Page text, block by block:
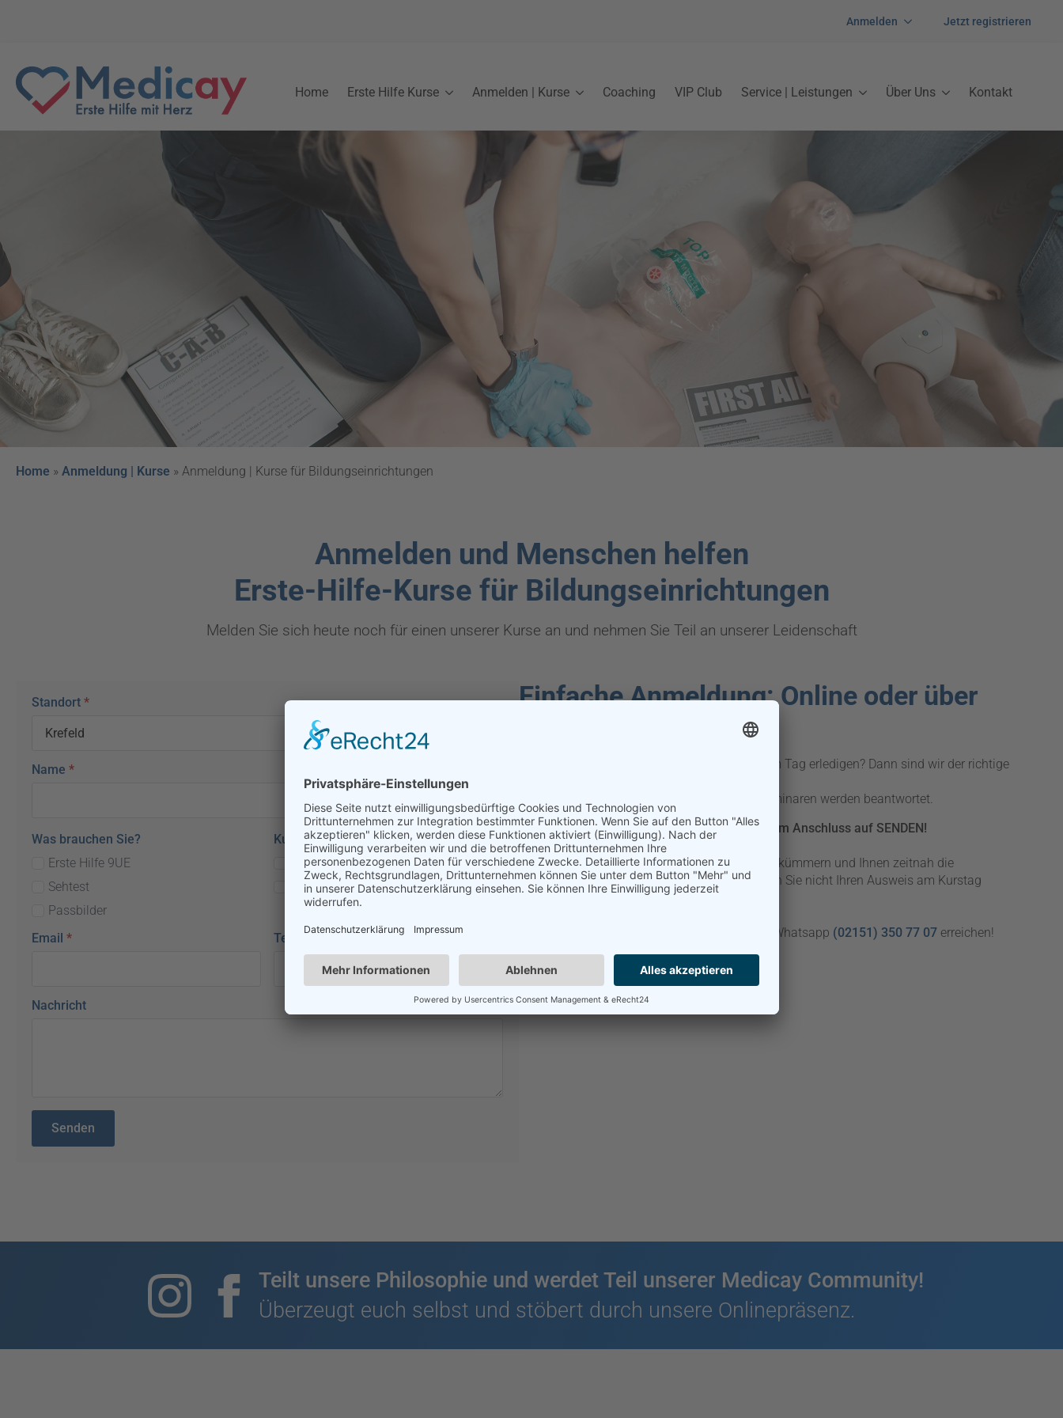
Anmelden Jetzt registrieren
Home Erste Hilfe Kurse Anmelden | Kurse Coaching VIP Club Service | Leistungen Über Uns Kontakt
Home » Anmeldung | Kurse » Anmeldung | Kurse für Bildungseinrichtungen
Anmelden und Menschen helfen
Erste-Hilfe-Kurse für Bildungseinrichtungen
Melden Sie sich heute noch für einen unserer Kurse an und nehmen Sie Teil an unserer Leidenschaft
Standort *
Name *
Was brauchen Sie?
Erste Hilfe 9UE
Sehtest
Passbilder
Kurstag
Samstag
Sonntag
Email * Telefon
Nachricht
Senden
Einfache Anmeldung: Online oder über
Sie möchten ganz unkompliziert alles an einem Tag erledigen? Dann sind wir der richtige
Auch spontane Anmeldungen kurz vor den Seminaren werden beantwortet.
Bitte füllen Sie das Formular aus und klicken im Anschluss auf SENDEN!
Wir werden uns umgehend um die Anmeldung kümmern und Ihnen zeitnah die
Bestätigung per Mail zusenden. Bitte vergessen Sie nicht Ihren Ausweis am Kurstag
mitzubringen.
Bei Fragen können Sie uns ab sofort auch via Whatsapp (02151) 350 77 07 erreichen!
Wir freuen uns auf Sie!
Teilt unsere Philosophie und werdet Teil unserer Medicay Community!
Überzeugt euch selbst und stöbert durch unsere Onlinepräsenz.